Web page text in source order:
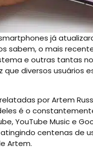
já
sabem, o mais
e outras tantas
que diversos usuários
por Artem
é o
YouTube Music e
centenas de
Artem.